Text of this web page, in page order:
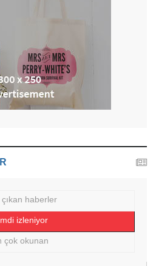
haberler
izleniyor
çok okunan